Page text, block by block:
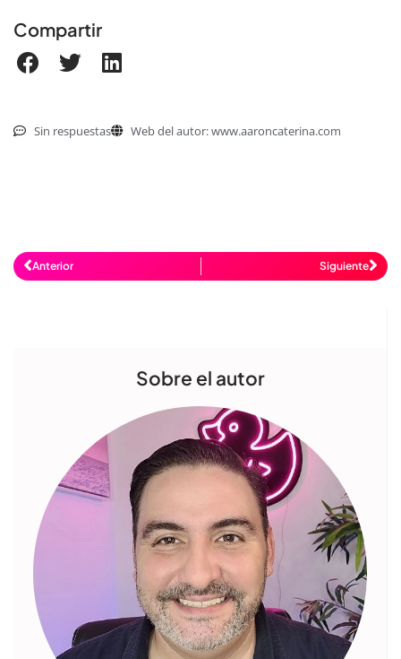
Sobre el autor
Compartir
Sin respuestas Web del autor: www.aaroncaterina.com
Anterior Siguiente